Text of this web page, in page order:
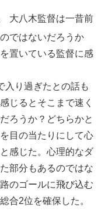
大八木監督は一昔前
ではないだろうか
置いている監督に感
入り過ぎたとの話も
じるとそこまで速く
ろうか？どちらかと
目の当たりにして心
感じた。心理的なダ
部分もあるのではな
のゴールに飛び込む
合2位を確保した。